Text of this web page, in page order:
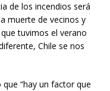
de los incendios será
muerte de vecinos y
tuvimos el verano
Chile se nos
“hay un factor que